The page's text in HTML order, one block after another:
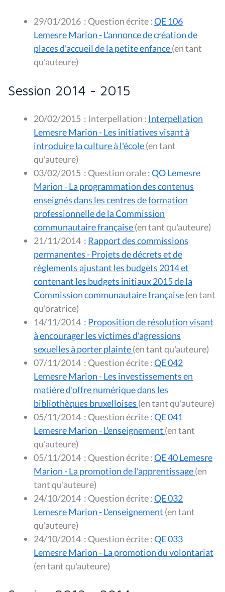
29/01/2016 : Question écrite :QE 106
Lemesre Marion - L'annonce de création de
places d'accueil de la petite enfance(en tant
qu'auteure)
Session 2014 - 2015
20/02/2015 : Interpellation : Interpellation
Lemesre Marion - Les initiatives visant à
introduire la culture à l'école(en tant
qu'auteure)
03/02/2015 : Question orale :QO Lemesre
Marion - La programmation des contenus
enseignés dans les centres de formation
professionnelle de la Commission
communautaire française
(en tant qu'auteure)
21/11/2014 : Rapport des commissions
permanentes - Projets de décrets et de
règlements ajustant les budgets 2014 et
contenant les budgets initiaux 2015 de la
Commission communautaire française(en tant
qu'oratrice)
14/11/2014 : Proposition de résolution visant
à encourager les victimes d'agressions
sexuelles à porter plainte
(en tant qu'auteure)
07/11/2014 : Question écrite :QE 042
Lemesre Marion - Les investissements en
matière d'offre numérique dans les
bibliothèques bruxelloises
(en tant qu'auteure)
05/11/2014 : Question écrite :QE 041
Lemesre Marion - L'enseignement (en tant
qu'auteure)
05/11/2014 : Question écrite :QE 40 Lemesre
Marion - La promotion de l'apprentissage(en
tant qu'auteure)
24/10/2014 : Question écrite :QE 032
Lemesre Marion - L'enseignement (en tant
qu'auteure)
24/10/2014 : Question écrite :QE 033
Lemesre Marion - La promotion du volontariat
(en tant qu'auteure)